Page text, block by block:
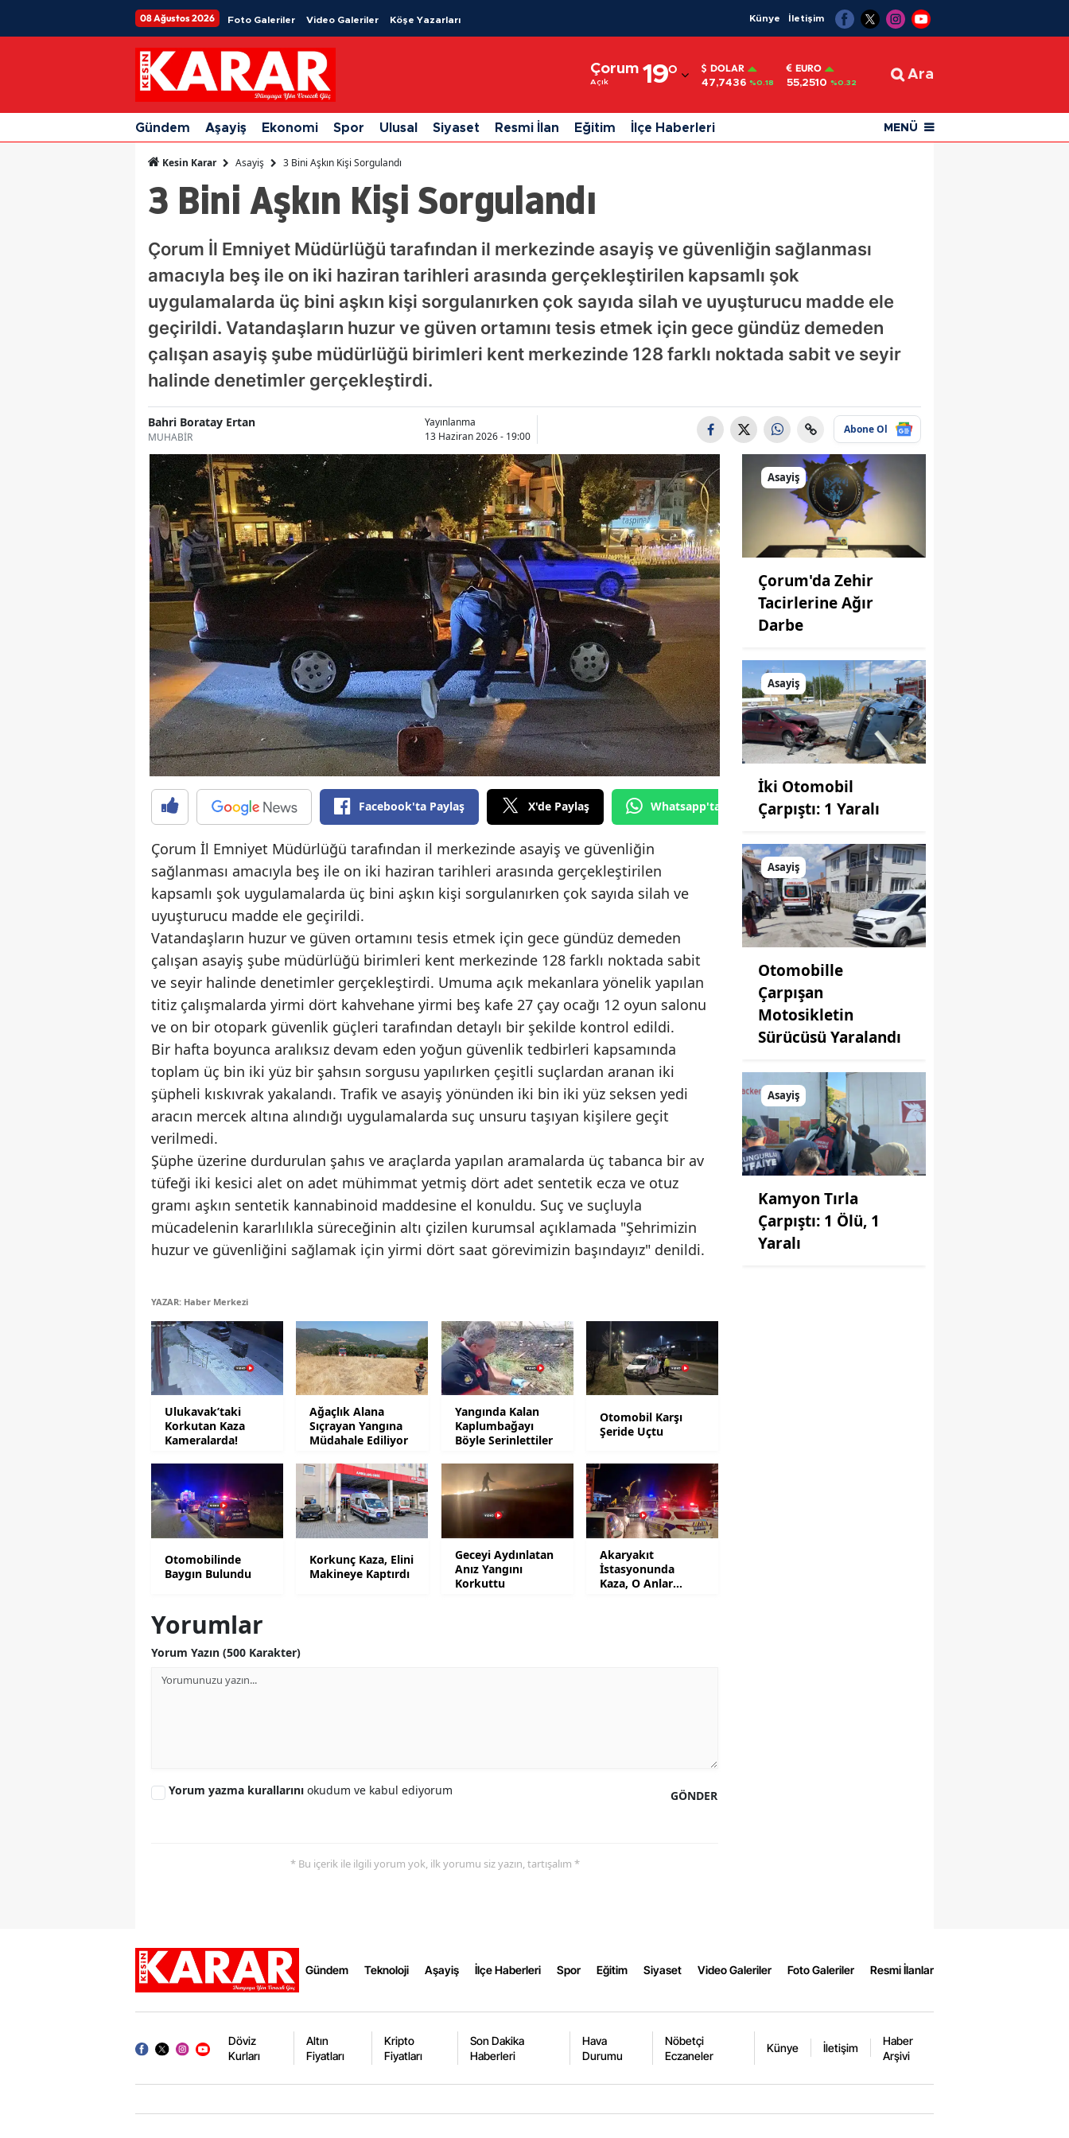
08 Ağustos 2026 Foto Galeriler Video Galeriler Köşe Yazarları Künye İletişim
Çorum
Açık 19°
Adıyaman
Afyonkarahisar
Ağrı
Antalya
Artvin
Aydın
Bingöl
Bolu
Burdur
Bursa
Çanakkale
Çankırı
Çorum
Denizli
Diyarbakır
Edirne
Elazığ
Erzincan
Erzurum
Eskişehir
Gaziantep
Gümüşhane
Hakkari
Hatay
Isparta
Mersin
İstanbul
İzmir
Kars
Kastamonu
Kayseri
Kırşehir
Kocaeli
Konya
Kütahya
Manisa
Kahramanmaraş
Mardin
Muğla
Tokat
Tunceli
Şanlıurfa
DOLAR
47,7436 %0.18
EURO
55,2510 %0.32
Ara
Gündem Aşayiş Ekonomi Spor Ulusal Siyaset Resmi İlan Eğitim İlçe Haberleri MENÜ
Kesin Karar Asayiş 3 Bini Aşkın Kişi Sorgulandı
3 Bini Aşkın Kişi Sorgulandı
Çorum İl Emniyet Müdürlüğü tarafından il merkezinde asayiş ve güvenliğin sağlanması
amacıyla beş ile on iki haziran tarihleri arasında gerçekleştirilen kapsamlı şok
uygulamalarda üç bini aşkın kişi sorgulanırken çok sayıda silah ve uyuşturucu madde ele
geçirildi. Vatandaşların huzur ve güven ortamını tesis etmek için gece gündüz demeden
çalışan asayiş şube müdürlüğü birimleri kent merkezinde 128 farklı noktada sabit ve seyir
halinde denetimler gerçekleştirdi.
Bahri Boratay Ertan
MUHABİR
Yayınlanma
13 Haziran 2026 - 19:00
Abone Ol
Facebook'ta Paylaş X'de Paylaş Whatsapp'tan Gönder
Çorum İl Emniyet Müdürlüğü tarafından il merkezinde asayiş ve güvenliğin
sağlanması amacıyla beş ile on iki haziran tarihleri arasında gerçekleştirilen
kapsamlı şok uygulamalarda üç bini aşkın kişi sorgulanırken çok sayıda silah ve
uyuşturucu madde ele geçirildi.
Vatandaşların huzur ve güven ortamını tesis etmek için gece gündüz demeden
çalışan asayiş şube müdürlüğü birimleri kent merkezinde 128 farklı noktada sabit
ve seyir halinde denetimler gerçekleştirdi. Umuma açık mekanlara yönelik yapılan
titiz çalışmalarda yirmi dört kahvehane yirmi beş kafe 27 çay ocağı 12 oyun salonu
ve on bir otopark güvenlik güçleri tarafından detaylı bir şekilde kontrol edildi.
Bir hafta boyunca aralıksız devam eden yoğun güvenlik tedbirleri kapsamında
toplam üç bin iki yüz bir şahsın sorgusu yapılırken çeşitli suçlardan aranan iki
şüpheli kıskıvrak yakalandı. Trafik ve asayiş yönünden iki bin iki yüz seksen yedi
aracın mercek altına alındığı uygulamalarda suç unsuru taşıyan kişilere geçit
verilmedi.
Şüphe üzerine durdurulan şahıs ve araçlarda yapılan aramalarda üç tabanca bir av
tüfeği iki kesici alet on adet mühimmat yetmiş dört adet sentetik ecza ve otuz
gramı aşkın sentetik kannabinoid maddesine el konuldu. Suç ve suçluyla
mücadelenin kararlılıkla süreceğinin altı çizilen kurumsal açıklamada "Şehrimizin
huzur ve güvenliğini sağlamak için yirmi dört saat görevimizin başındayız" denildi.
YAZAR: Haber Merkezi
Ulukavak’taki
Korkutan Kaza
Kameralarda!
Ağaçlık Alana
Sıçrayan Yangına
Müdahale Ediliyor
Yangında Kalan
Kaplumbağayı
Böyle Serinlettiler
Otomobil Karşı
Şeride Uçtu
Otomobilinde
Baygın Bulundu
Korkunç Kaza, Elini
Makineye Kaptırdı
Geceyi Aydınlatan
Anız Yangını
Korkuttu
Akaryakıt
İstasyonunda
Kaza, O Anlar
Yorumlar
Yorum Yazın (500 Karakter)
GÖNDER
Yorum yazma kurallarını okudum ve kabul ediyorum
* Bu içerik ile ilgili yorum yok, ilk yorumu siz yazın, tartışalım *
Asayiş
Çorum'da Zehir
Tacirlerine Ağır
Darbe
Asayiş
İki Otomobil
Çarpıştı: 1 Yaralı
Asayiş
Otomobille
Çarpışan
Motosikletin
Sürücüsü Yaralandı
Asayiş
Kamyon Tırla
Çarpıştı: 1 Ölü, 1
Yaralı
Gündem Teknoloji Aşayiş İlçe Haberleri Spor Eğitim Siyaset Video Galeriler Foto Galeriler Resmi İlanlar
Döviz
Kurları
Altın
Fiyatları
Kripto
Fiyatları
Son Dakika
Haberleri
Hava
Durumu
Nöbetçi
Eczaneler
Künye İletişim
Haber
Arşivi